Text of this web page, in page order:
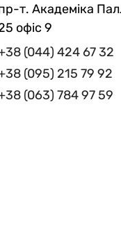
т. Академіка
офіс 9
(044) 424 67 32
(095) 215 79 92
(063) 784 97 59